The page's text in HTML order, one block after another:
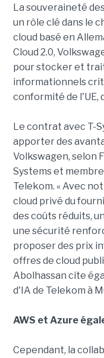
La souveraineté
un rôle clé dans le
cloud basé en
Cloud 2.0,
pour stocker et
informationnels
conformité de l'UE,
Le contrat avec T-
apporter des
Volkswagen, selon
Systems et
Telekom. « Avec
cloud privé du
des coûts réduits,
une sécurité
proposer des prix
offres de cloud
Abolhassan cite
d'IA de Telekom à
AWS et Azure
Cependant, la